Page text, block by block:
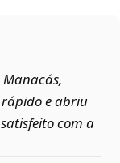
rápido e abriu
com a